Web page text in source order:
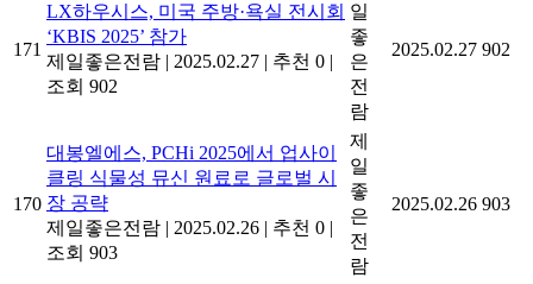
171
LX하우시스, 미국 주방·욕실 전시회
‘KBIS 2025’ 참가
제일좋은전람 | 2025.02.27 | 추천 0 |
조회 902
일
좋
은
전
람
2025.02.27 902
170
대봉엘에스, PCHi 2025에서 업사이
클링 식물성 뮤신 원료로 글로벌 시
장 공략
제일좋은전람 | 2025.02.26 | 추천 0 |
조회 903
제
일
좋
은
전
람
2025.02.26 903